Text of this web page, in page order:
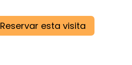
Reservar esta visita